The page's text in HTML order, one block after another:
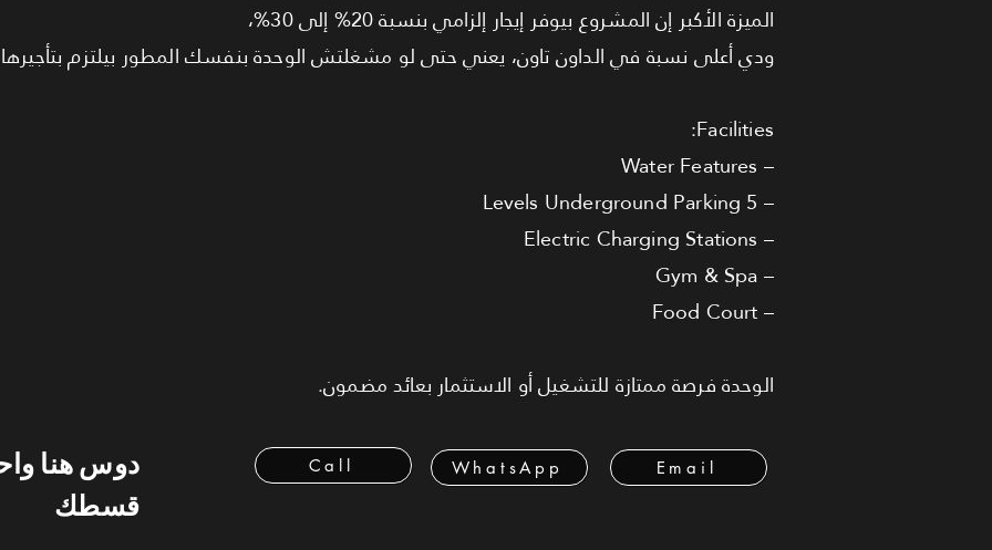
الميزة الأكبر إن المشروع بيوفر إيجار إلزامي بنسبة 20% إلى 30%،
ودي أعلى نسبة في الداون تاون، يعني حتى لو مشغلتش الوحدة بنفسك المطور بيلتزم
Facilities:
– Water Features
– 5 Levels Underground Parking
– Electric Charging Stations
– Gym & Spa
– Food Court
الوحدة فرصة ممتازة للتشغيل أو الاستثمار بعائد مضمون.
دوس هنا
قسطك
Call WhatsApp Email